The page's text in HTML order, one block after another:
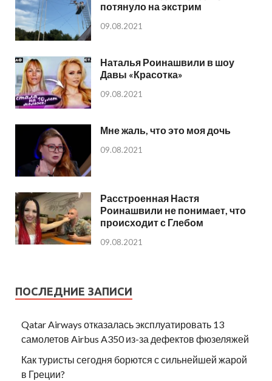
потянуло на экстрим
09.08.2021
Наталья Роинашвили в шоу
Давы «Красотка»
09.08.2021
Мне жаль, что это моя дочь
09.08.2021
Расстроенная Настя
Роинашвили не понимает, что
происходит с Глебом
09.08.2021
ПОСЛЕДНИЕ ЗАПИСИ
Qatar Airways отказалась эксплуатировать 13
самолетов Airbus A350 из-за дефектов фюзеляжей
Как туристы сегодня борются с сильнейшей жарой
в Греции?